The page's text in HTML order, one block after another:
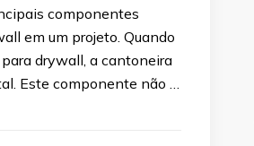
componentes
em um projeto. Quando
drywall, a cantoneira
Este componente não …